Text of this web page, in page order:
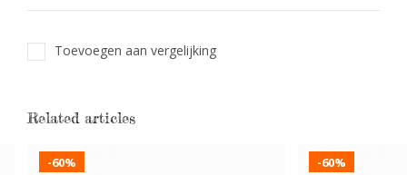
Toevoegen aan vergelijking
Related articles
-60% -60%